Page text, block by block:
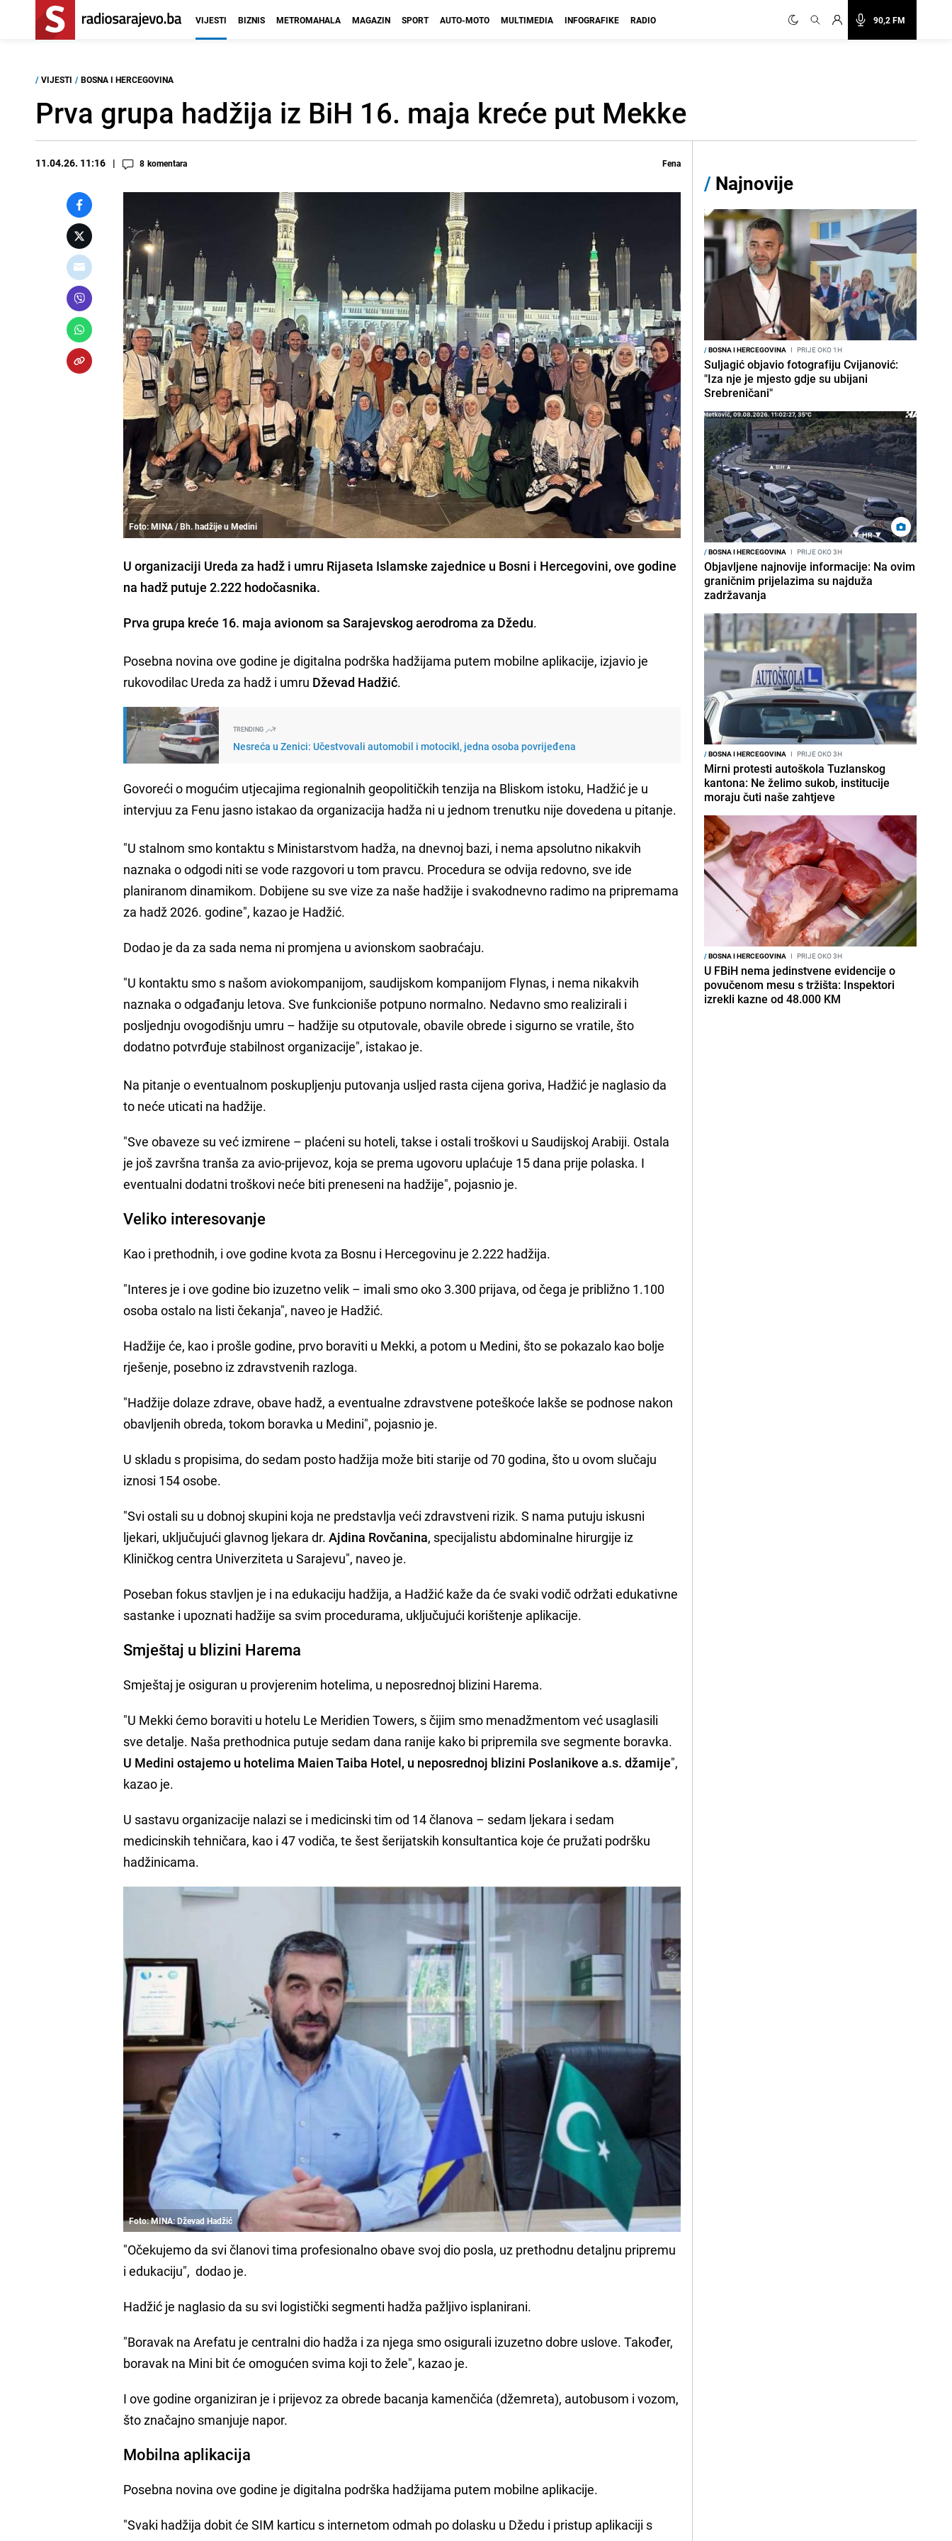
90,2 FM
VIJESTI BIZNIS METROMAHALA MAGAZIN SPORT AUTO-MOTO MULTIMEDIA INFOGRAFIKE RADIO
/ VIJESTI / BOSNA I HERCEGOVINA
Prva grupa hadžija iz BiH 16. maja kreće put Mekke
11.04.26. 11:16 8 komentara Fena
Foto: MINA / Bh. hadžije u Medini
U organizaciji Ureda za hadž i umru Rijaseta Islamske zajednice u Bosni i Hercegovini, ove godine
na hadž putuje 2.222 hodočasnika.
Prva grupa kreće 16. maja avionom sa Sarajevskog aerodroma za Džedu.
Posebna novina ove godine je digitalna podrška hadžijama putem mobilne aplikacije, izjavio je
rukovodilac Ureda za hadž i umru Dževad Hadžić.
TRENDING
Nesreća u Zenici: Učestvovali automobil i motocikl, jedna osoba povrijeđena
Govoreći o mogućim utjecajima regionalnih geopolitičkih tenzija na Bliskom istoku, Hadžić je u
intervjuu za Fenu jasno istakao da organizacija hadža ni u jednom trenutku nije dovedena u pitanje.
"U stalnom smo kontaktu s Ministarstvom hadža, na dnevnoj bazi, i nema apsolutno nikakvih
naznaka o odgodi niti se vode razgovori u tom pravcu. Procedura se odvija redovno, sve ide
planiranom dinamikom. Dobijene su sve vize za naše hadžije i svakodnevno radimo na pripremama
za hadž 2026. godine", kazao je Hadžić.
Dodao je da za sada nema ni promjena u avionskom saobraćaju.
"U kontaktu smo s našom aviokompanijom, saudijskom kompanijom Flynas, i nema nikakvih
naznaka o odgađanju letova. Sve funkcioniše potpuno normalno. Nedavno smo realizirali i
posljednju ovogodišnju umru – hadžije su otputovale, obavile obrede i sigurno se vratile, što
dodatno potvrđuje stabilnost organizacije", istakao je.
Na pitanje o eventualnom poskupljenju putovanja usljed rasta cijena goriva, Hadžić je naglasio da
to neće uticati na hadžije.
"Sve obaveze su već izmirene – plaćeni su hoteli, takse i ostali troškovi u Saudijskoj Arabiji. Ostala
je još završna tranša za avio-prijevoz, koja se prema ugovoru uplaćuje 15 dana prije polaska. I
eventualni dodatni troškovi neće biti preneseni na hadžije", pojasnio je.
Veliko interesovanje
Kao i prethodnih, i ove godine kvota za Bosnu i Hercegovinu je 2.222 hadžija.
"Interes je i ove godine bio izuzetno velik – imali smo oko 3.300 prijava, od čega je približno 1.100
osoba ostalo na listi čekanja", naveo je Hadžić.
Hadžije će, kao i prošle godine, prvo boraviti u Mekki, a potom u Medini, što se pokazalo kao bolje
rješenje, posebno iz zdravstvenih razloga.
"Hadžije dolaze zdrave, obave hadž, a eventualne zdravstvene poteškoće lakše se podnose nakon
obavljenih obreda, tokom boravka u Medini", pojasnio je.
U skladu s propisima, do sedam posto hadžija može biti starije od 70 godina, što u ovom slučaju
iznosi 154 osobe.
"Svi ostali su u dobnoj skupini koja ne predstavlja veći zdravstveni rizik. S nama putuju iskusni
ljekari, uključujući glavnog ljekara dr.Ajdina Rovčanina, specijalistu abdominalne hirurgije iz
Kliničkog centra Univerziteta u Sarajevu", naveo je.
Poseban fokus stavljen je i na edukaciju hadžija, a Hadžić kaže da će svaki vodič održati edukativne
sastanke i upoznati hadžije sa svim procedurama, uključujući korištenje aplikacije.
Smještaj u blizini Harema
Smještaj je osiguran u provjerenim hotelima, u neposrednoj blizini Harema.
"U Mekki ćemo boraviti u hotelu Le Meridien Towers, s čijim smo menadžmentom već usaglasili
sve detalje. Naša prethodnica putuje sedam dana ranije kako bi pripremila sve segmente boravka.
U Medini ostajemo u hotelima Maien Taiba Hotel, u neposrednoj blizini Poslanikove a.s. džamije",
kazao je.
U sastavu organizacije nalazi se i medicinski tim od 14 članova – sedam ljekara i sedam
medicinskih tehničara, kao i 47 vodiča, te šest šerijatskih konsultantica koje će pružati podršku
hadžinicama.
Foto: MINA: Dževad Hadžić
"Očekujemo da svi članovi tima profesionalno obave svoj dio posla, uz prethodnu detaljnu pripremu
i edukaciju", dodao je.
Hadžić je naglasio da su svi logistički segmenti hadža pažljivo isplanirani.
"Boravak na Arefatu je centralni dio hadža i za njega smo osigurali izuzetno dobre uslove. Također,
boravak na Mini bit će omogućen svima koji to žele", kazao je.
I ove godine organiziran je i prijevoz za obrede bacanja kamenčića (džemreta), autobusom i vozom,
što značajno smanjuje napor.
Mobilna aplikacija
Posebna novina ove godine je digitalna podrška hadžijama putem mobilne aplikacije.
"Svaki hadžija dobit će SIM karticu s internetom odmah po dolasku u Džedu i pristup aplikaciji s
/ Najnovije
/BOSNA I HERCEGOVINA I PRIJE OKO 1H
Suljagić objavio fotografiju Cvijanović:
"Iza nje je mjesto gdje su ubijani
Srebreničani"
/BOSNA I HERCEGOVINA I PRIJE OKO 3H
Objavljene najnovije informacije: Na ovim
graničnim prijelazima su najduža
zadržavanja
/BOSNA I HERCEGOVINA I PRIJE OKO 3H
Mirni protesti autoškola Tuzlanskog
kantona: Ne želimo sukob, institucije
moraju čuti naše zahtjeve
/BOSNA I HERCEGOVINA I PRIJE OKO 3H
U FBiH nema jedinstvene evidencije o
povučenom mesu s tržišta: Inspektori
izrekli kazne od 48.000 KM